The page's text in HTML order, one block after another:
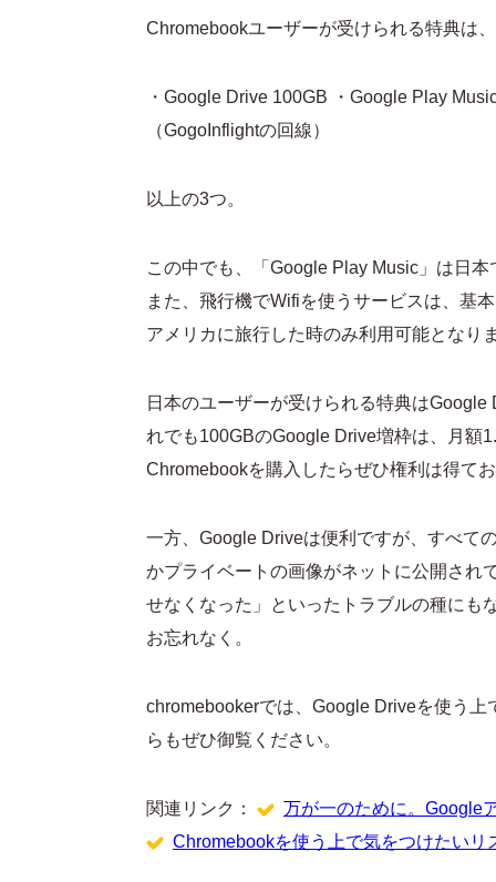
Chromebookユーザーが受けられる特典は、
・Google Drive 100GB ・Google Play
（GogoInflightの回線）
以上の3つ。
この中でも、「Google Play Music」は日
また、飛行機でWifiを使うサービスは、基
アメリカに旅行した時のみ利用可能となりま
日本のユーザーが受けられる特典は
れでも100GBのGoogle Drive増枠は、月額
Chromebookを購入したらぜひ権利は得てお
一方、Google Driveは便利ですが、すべて
かプライベートの画像がネットに公開され
せなくなった」といったトラブルの種にも
お忘れなく。
chromebookerでは、Google Driveを使う
らもぜひ御覧ください。
関連リンク：
万が一のために。Google
Chromebookを使う上で気をつけたいリ